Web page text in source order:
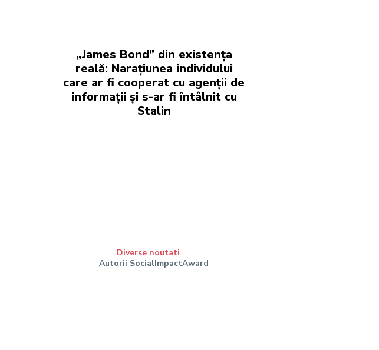
„James Bond” din existența
reală: Narațiunea individului
care ar fi cooperat cu agenții de
informații și s-ar fi întâlnit cu
Stalin
Diverse noutati
Autorii SocialImpactAward